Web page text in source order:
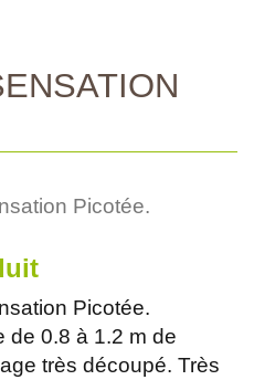
Picotée.
Picotée.
de 0.8 à 1.2 m de
très découpé. Très